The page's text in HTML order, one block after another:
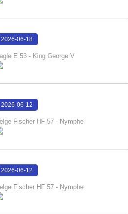
2026-06-18
E 53 - King George V
2026-06-12
Fischer HF 57 - Nymphe
2026-06-12
Fischer HF 57 - Nymphe